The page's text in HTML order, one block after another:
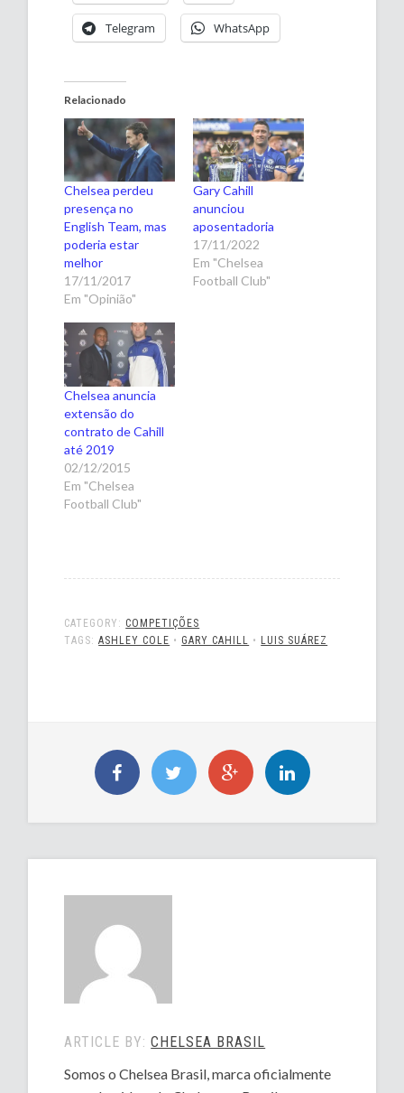
Telegram WhatsApp
Relacionado
Chelsea perdeu
presença no
English Team, mas
poderia estar
melhor
17/11/2017
Em "Opinião"
Gary Cahill
anunciou
aposentadoria
17/11/2022
Em "Chelsea
Football Club"
Chelsea anuncia
extensão do
contrato de Cahill
até 2019
02/12/2015
Em "Chelsea
Football Club"
CATEGORY: COMPETIÇÕES
TAGS:ASHLEY COLE • GARY CAHILL • LUIS SUÁREZ
ARTICLE BY:CHELSEA BRASIL
Somos o Chelsea Brasil, marca oficialmente